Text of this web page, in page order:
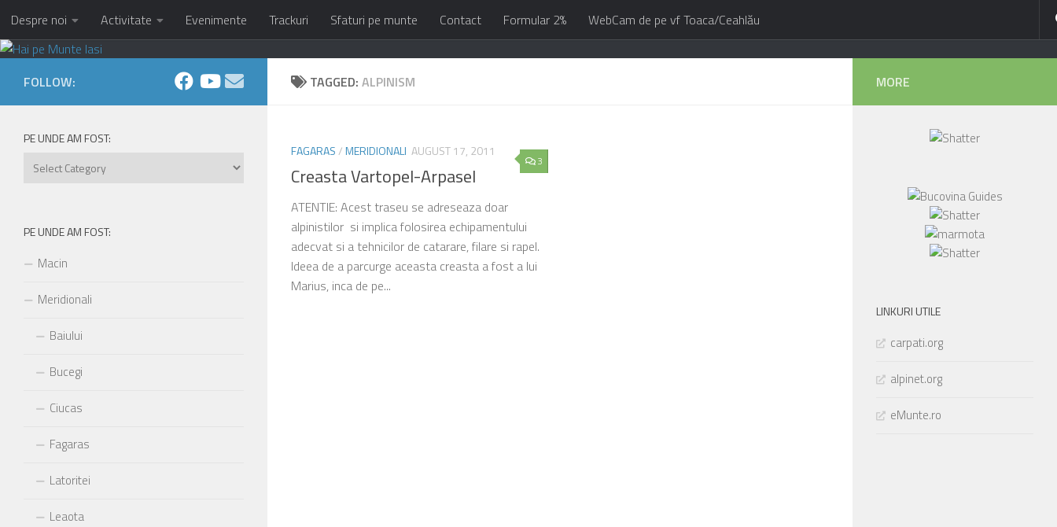
Skip to content
Despre noi Activitate Evenimente Trackuri Sfaturi pe munte Contact Formular 2% WebCam de pe vf Toaca/Ceahlău
TAGGED: ALPINISM
3
FAGARAS/MERIDIONALI AUGUST 17, 2011
Creasta Vartopel-Arpasel
ATENTIE: Acest traseu se adreseaza doar
alpinistilor si implica folosirea echipamentului
adecvat si a tehnicilor de catarare, filare si rapel.
Ideea de a parcurge aceasta creasta a fost a lui
Marius, inca de pe...
FOLLOW:
PE UNDE AM FOST:
Pe
PE UNDE AM FOST:
Macin
Meridionali
Baiului
Bucegi
Ciucas
Fagaras
Latoritei
Leaota
MORE
LINKURI UTILE
carpati.org
alpinet.org
eMunte.ro